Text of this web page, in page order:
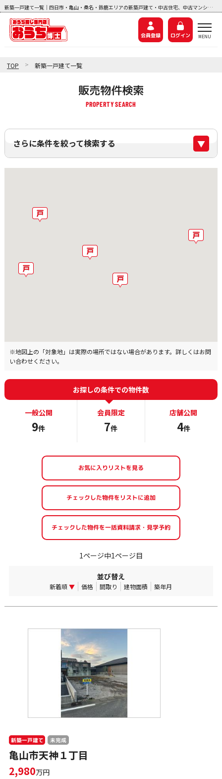
新築一戸建て一覧｜四日市・亀山・桑名・鈴鹿エリアの新築戸建て・中古住宅、中古マンション、土地探しなら『おうち博士ナビ』
会員登録 ログイン
TOP > 新築一戸建て一覧
販売物件検索
さらに条件を絞って検索する
※地図上の「対象地」は実際の場所ではない場合があります。詳しくはお問
い合わせください。
お探しの条件での物件数
一般公開
9件
会員限定
7件
店舗公開
4件
お気に入りリストを見る
1ページ中1ページ目
並び替え
新着順 ▼ 価格 間取り 建物面積 築年月
新築一戸建て 未完成
亀山市天神１丁目
2,980万円